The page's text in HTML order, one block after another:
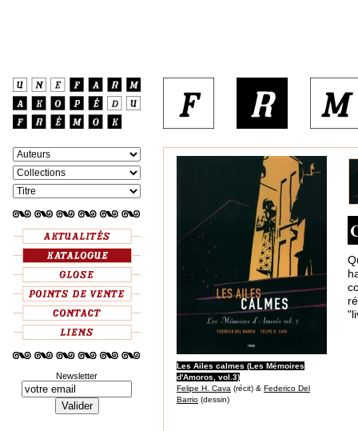
Newsletter
Les Ailes calmes (Les Mémoires
d'Amoros, vol.3)
Felipe H. Cava (récit) & Federico Del
Barrio (dessin)